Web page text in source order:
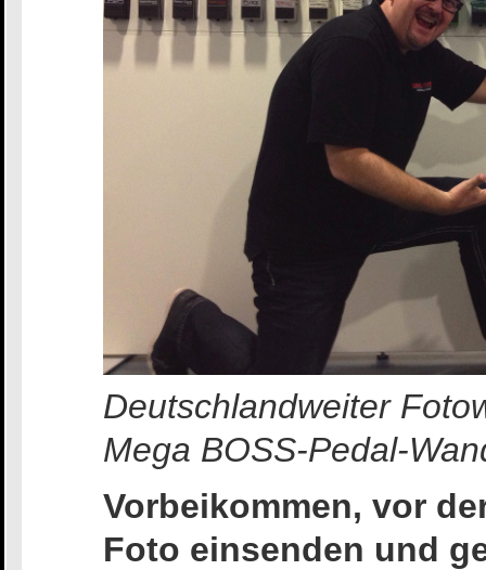
Deutschlandweiter
Mega BOSS-Pedal-
Vorbeikommen, vor
Foto einsenden und